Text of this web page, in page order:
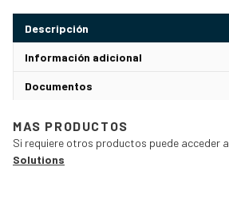
Descripción
Información adicional
Documentos
MAS PRODUCTOS
Si requiere otros productos puede acceder a
Solutions